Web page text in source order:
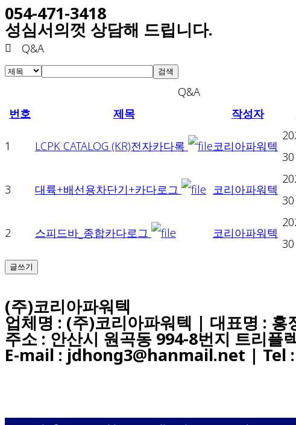
054-471-3418
성심서의껏 상담해 드립니다.
Q&A
검색
Q&A
번호
제목 작성자
1 LCPK CATALOG (KR)전자카다록 코리아파워텍
30
3 대륙+배선용차단기+카다로그 코리아파워텍
30
2 스피드바_종합카다로그 코리아파워텍
30
글쓰기
(주)코리아파워텍
업체명 : (주)코리아파워텍 | 대표명 :
주소 : 안산시 원곡동 994-8번지 트리플
E-mail : jdhong3@hanmail.net | Tel :